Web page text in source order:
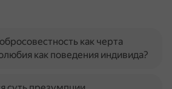
как черта
как поведения индивида?